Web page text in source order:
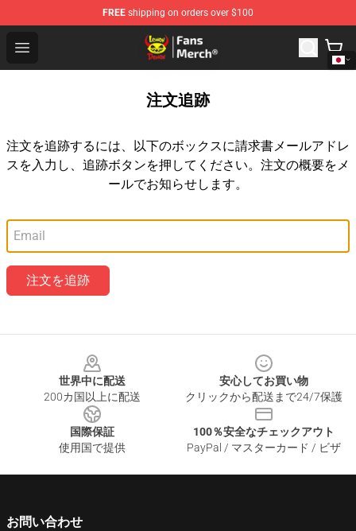
FREE shipping on orders over $100
Open menu
Lemon Demon Store - Official Lemon Demon
注文追跡
注文を追跡するには、以下のボックスに請求書メールアドレ
スを入力し、追跡ボタンを押してください。注文の概要をメ
ールでお知らせします。
注文を追跡
世界中に配送
200カ国以上に配送
安心してお買い物
クリックから配送まで24/7保護
国際保証
使用国で提供
100％安全なチェックアウト
PayPal / マスターカード / ビザ
お問い合わせ